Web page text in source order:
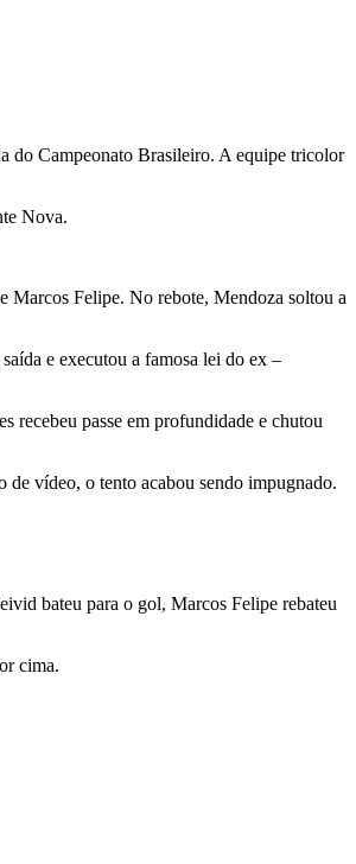
do Campeonato Brasileiro. A equipe tricolor
Nova.
Marcos Felipe. No rebote, Mendoza soltou a
e executou a famosa lei do ex –
recebeu passe em profundidade e chutou
de vídeo, o tento acabou sendo impugnado.
bateu para o gol, Marcos Felipe rebateu
cima.